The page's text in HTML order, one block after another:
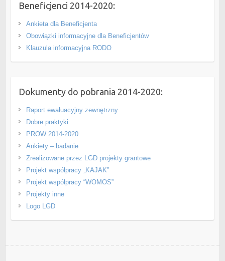
Beneficjenci 2014-2020:
Ankieta dla Beneficjenta
Obowiązki informacyjne dla Beneficjentów
Klauzula informacyjna RODO
Dokumenty do pobrania 2014-2020:
Raport ewaluacyjny zewnętrzny
Dobre praktyki
PROW 2014-2020
Ankiety – badanie
Zrealizowane przez LGD projekty grantowe
Projekt współpracy „KAJAK”
Projekt współpracy “WOMOS”
Projekty inne
Logo LGD